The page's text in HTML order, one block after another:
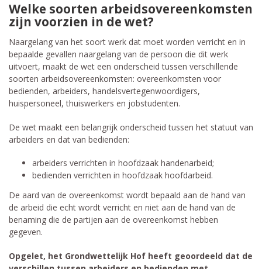
Welke soorten arbeidsovereenkomsten
zijn voorzien in de wet?
Naargelang van het soort werk dat moet worden verricht en in
bepaalde gevallen naargelang van de persoon die dit werk
uitvoert, maakt de wet een onderscheid tussen verschillende
soorten arbeidsovereenkomsten: overeenkomsten voor
bedienden, arbeiders, handelsvertegenwoordigers,
huispersoneel, thuiswerkers en jobstudenten.
De wet maakt een belangrijk onderscheid tussen het statuut van
arbeiders en dat van bedienden:
arbeiders verrichten in hoofdzaak handenarbeid;
bedienden verrichten in hoofdzaak hoofdarbeid.
De aard van de overeenkomst wordt bepaald aan de hand van
de arbeid die echt wordt verricht en niet aan de hand van de
benaming die de partijen aan de overeenkomst hebben
gegeven.
Opgelet, het Grondwettelijk Hof heeft geoordeeld dat de